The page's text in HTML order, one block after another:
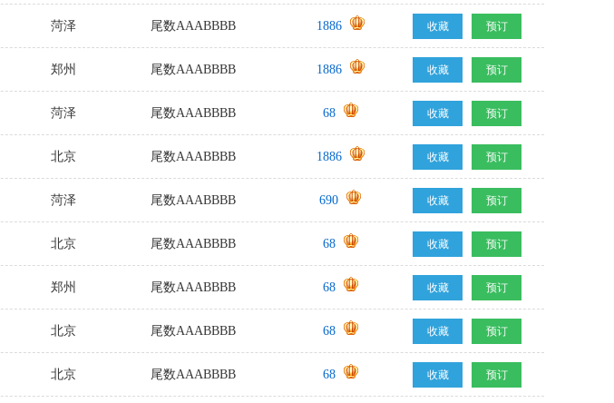
菏泽 尾数AAABBBB 1886 收藏 预订
郑州 尾数AAABBBB 1886 收藏 预订
菏泽 尾数AAABBBB 68 收藏 预订
北京 尾数AAABBBB 1886 收藏 预订
菏泽 尾数AAABBBB 690 收藏 预订
北京 尾数AAABBBB 68 收藏 预订
郑州 尾数AAABBBB 68 收藏 预订
北京 尾数AAABBBB 68 收藏 预订
北京 尾数AAABBBB 68 收藏 预订